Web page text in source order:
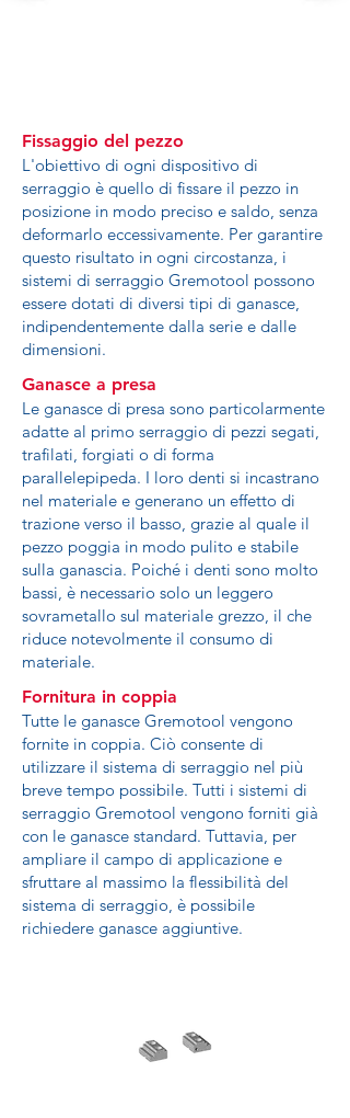
Fissaggio del pezzo
L'obiettivo di ogni dispositivo di
serraggio è quello di fissare il pezzo in
posizione in modo preciso e saldo, senza
deformarlo eccessivamente. Per garantire
questo risultato in ogni circostanza, i
sistemi di serraggio Gremotool possono
essere dotati di diversi tipi di ganasce,
indipendentemente dalla serie e dalle
dimensioni.
Ganasce a presa
Le ganasce di presa sono particolarmente
adatte al primo serraggio di pezzi segati,
trafilati, forgiati o di forma
parallelepipeda. I loro denti si incastrano
nel materiale e generano un effetto di
trazione verso il basso, grazie al quale il
pezzo poggia in modo pulito e stabile
sulla ganascia. Poiché i denti sono molto
bassi, è necessario solo un leggero
sovrametallo sul materiale grezzo, il che
riduce notevolmente il consumo di
materiale.
Fornitura in coppia
Tutte le ganasce Gremotool vengono
fornite in coppia. Ciò consente di
utilizzare il sistema di serraggio nel più
breve tempo possibile. Tutti i sistemi di
serraggio Gremotool vengono forniti già
con le ganasce standard. Tuttavia, per
ampliare il campo di applicazione e
sfruttare al massimo la flessibilità del
sistema di serraggio, è possibile
richiedere ganasce aggiuntive.